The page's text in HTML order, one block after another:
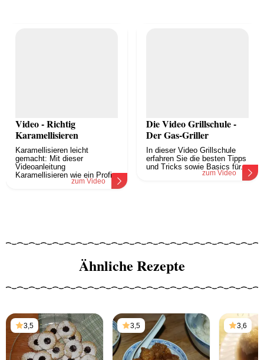
Video - Richtig
Karamellisieren
Karamellisieren leicht
gemacht: Mit dieser
Videoanleitung
Karamellisieren wie ein Profi.
zum Video
Die Video Grillschule -
Der Gas-Griller
In dieser Video Grillschule
erfahren Sie die besten Tipps
und Tricks sowie Basics für...
zum Video
Ähnliche Rezepte
3,5 3,5 3,6